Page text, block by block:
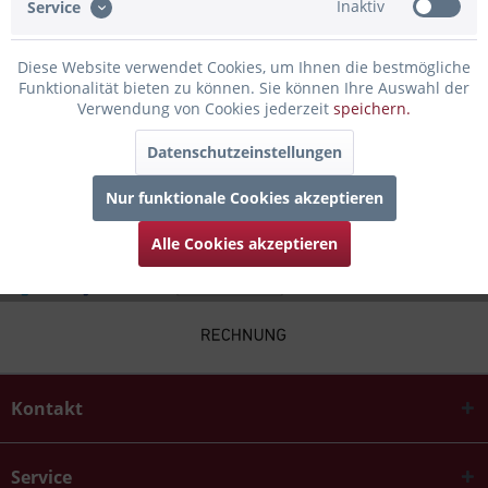
Bewertungen lesen, schreiben und diskutieren...
mehr
Infos zum Hersteller
Folgende Infos zum Hersteller sind verfübar......mehr
Kontakt
Service
Service Inaktiv
Diese Website verwendet Cookies, um Ihnen die bestmögliche
Funktionalität bieten zu können. Sie können Ihre Auswahl der
Verwendung von Cookies jederzeit speichern.
Datenschutzeinstellungen
Nur funktionale Cookies akzeptieren
Alle Cookies akzeptieren